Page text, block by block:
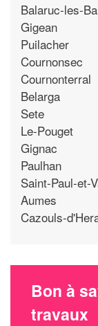
Balaruc-les-
Gigean
Puilacher
Cournonsec
Cournonterral
Belarga
Sete
Le-Pouget
Gignac
Paulhan
Saint-Paul-et-
Aumes
Cazouls-
Bon à
travaux